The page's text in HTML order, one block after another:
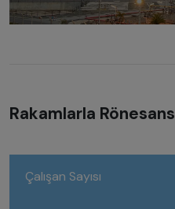
Rakamlarla Rönesans
Çalışan Sayısı